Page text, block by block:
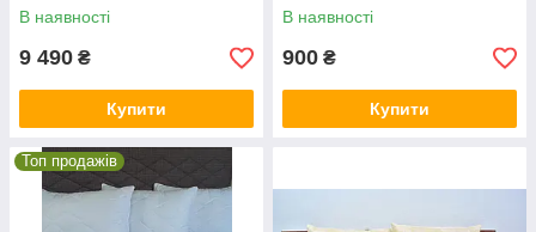
В наявності
9 490 ₴
Купити
В наявності
900 ₴
Купити
Топ продажів